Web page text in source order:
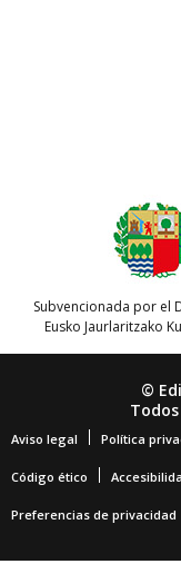
Subvencionada por el
Eusko Jaurlaritzako
©
Aviso legal Política
Código ético
Preferencias de privacidad